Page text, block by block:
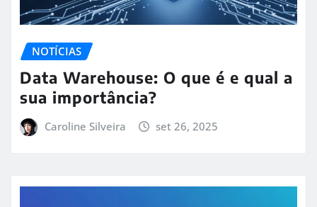
NOTÍCIAS
Data Warehouse: O que é e qual a
sua importância?
Caroline Silveira set 26, 2025